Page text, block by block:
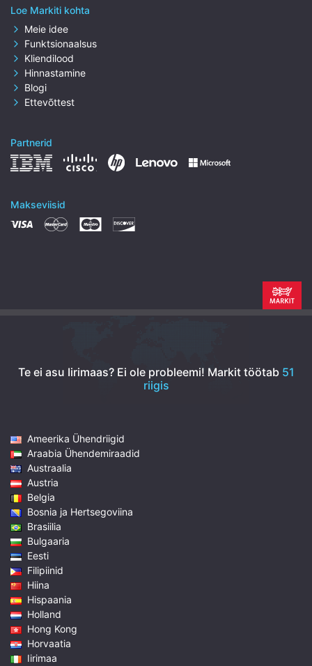
Loe Markiti kohta
Meie idee
Funktsionaalsus
Kliendilood
Hinnastamine
Blogi
Ettevõttest
Partnerid
Makseviisid
Te ei asu Iirimaas? Ei ole probleemi! Markit töötab 51
riigis
Ameerika Ühendriigid
Araabia Ühendemiraadid
Austraalia
Austria
Belgia
Bosnia ja Hertsegoviina
Brasiilia
Bulgaaria
Eesti
Filipiinid
Hiina
Hispaania
Holland
Hong Kong
Horvaatia
Iirimaa